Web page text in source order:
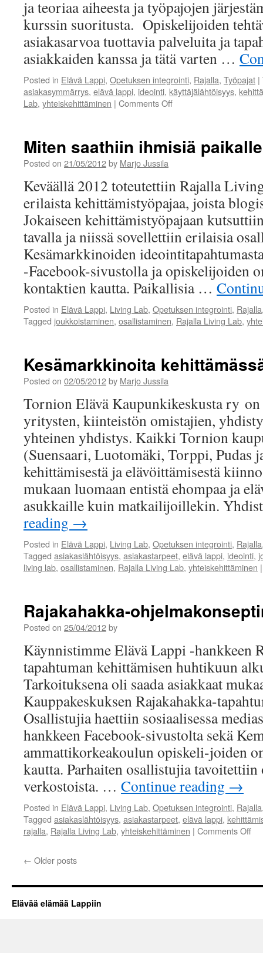
ja teoriaa aiheesta ja työpajojen
kurssin suoritusta. Opiskelijoiden
asiakasarvoa tuottavia palveluita ja
asiakkaiden kanssa ja tätä varten …
Posted in Elävä Lappi, Opetuksen integrointi, Rajalla, Työpajat |
asiakasymmärrys, elävä lappi, ideointi, käyttäjälähtöisyys,
Lab, yhteiskehittäminen | Comments Offon
Miten saathiin ihmisiä
Posted on 21/05/2012by Marjo Jussila
Keväällä 2012 toteutettiin Rajalla
erilaista kehittämistyöpajaa, joista
Jokaiseen kehittämistyöpajaan
tavalla ja niissä sovellettiin erilaisia
Kesämarkkinoiden
-Facebook-sivustolla ja opiskelijoiden
kontaktien kautta. Paikallisia …
Posted in Elävä Lappi, Living Lab, Opetuksen integrointi, Rajalla
Tagged joukkoistaminen, osallistaminen, Rajalla Living Lab,
Kesämarkkinoita
Posted on 02/05/2012by Marjo Jussila
Tornion Elävä Kaupunkikeskusta ry
yritysten, kiinteistön omistajien,
yhteinen yhdistys. Kaikki Tornion
(Suensaari, Luotomäki, Torppi, Pudas
kehittämisestä ja elävöittämisestä
mukaan luomaan entistä ehompaa ja
asukkaille kuin matkailijoillekin.
reading →
Posted in Elävä Lappi, Living Lab, Opetuksen integrointi, Rajalla
Tagged asiakaslähtöisyys, asiakastarpeet, elävä lappi, ideointi,
living lab, osallistaminen, Rajalla Living Lab, yhteiskehittäminen |
Rajakahakka-
Posted on 25/04/2012by
Käynnistimme Elävä Lappi -hankkeen
tapahtuman kehittämisen huhtikuun
Tarkoituksena oli saada asiakkaat
Kauppakeskuksen Rajakahakka-
Osallistujia haettiin sosiaalisessa
hankkeen Facebook-sivustolta sekä
ammattikorkeakoulun opiskeli-joiden
kautta. Parhaiten osallistujia
verkostoista. … Continue reading →
Posted in Elävä Lappi, Living Lab, Opetuksen integrointi, Rajalla
Tagged asiakaslähtöisyys, asiakastarpeet, elävä lappi,
rajalla, Rajalla Living Lab, yhteiskehittäminen | Comments Offon
← Older posts
Elävää elämää Lappiin